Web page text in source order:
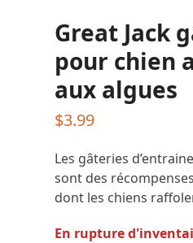
Great Jack
pour chien
aux algues
$3.99
Les gâteries
sont des
dont les chiens
En rupture